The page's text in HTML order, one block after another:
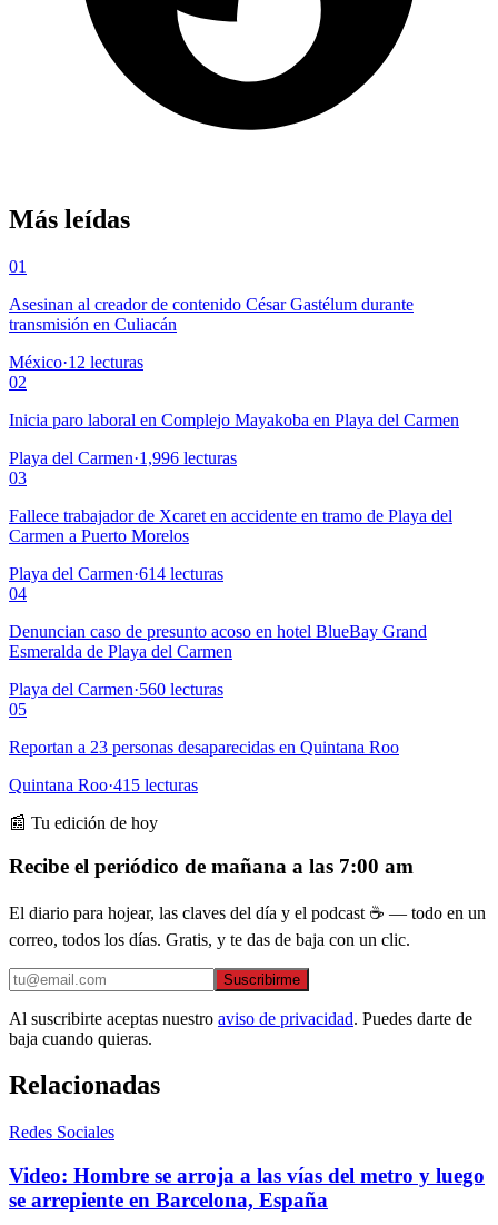
Más leídas
01
Asesinan al creador de contenido César Gastélum durante
transmisión en Culiacán
México·12 lecturas
02
Inicia paro laboral en Complejo Mayakoba en Playa del Carmen
Playa del Carmen·1,996 lecturas
03
Fallece trabajador de Xcaret en accidente en tramo de Playa del
Carmen a Puerto Morelos
Playa del Carmen·614 lecturas
04
Denuncian caso de presunto acoso en hotel BlueBay Grand
Esmeralda de Playa del Carmen
Playa del Carmen·560 lecturas
05
Reportan a 23 personas desaparecidas en Quintana Roo
Quintana Roo·415 lecturas
📰 Tu edición de hoy
Recibe el periódico de mañana a las 7:00 am
El diario para hojear, las claves del día y el podcast ☕ — todo en un
correo, todos los días. Gratis, y te das de baja con un clic.
Suscribirme
Al suscribirte aceptas nuestro aviso de privacidad. Puedes darte de
baja cuando quieras.
Relacionadas
Redes Sociales
Video: Hombre se arroja a las vías del metro y luego
se arrepiente en Barcelona, España